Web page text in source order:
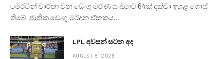
මෙරටින් වාර්තා වන ඩෙංගු මරණ සංඛ්‍යාව 64ක් දක්වා ඉහළ ගොස්
තිබේ. ජාතික ඩෙංගු මර්දන ඒකකය…
LPL අවසන් සටන අද
AUGUST 8, 2026